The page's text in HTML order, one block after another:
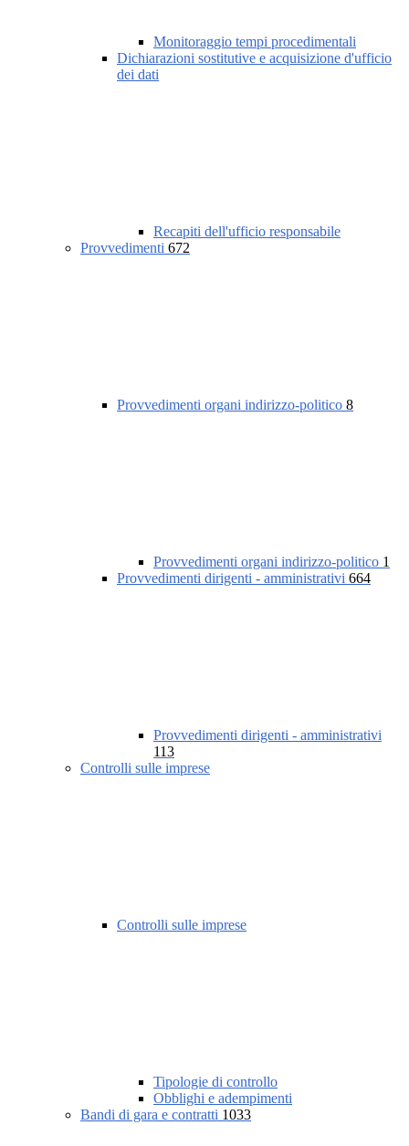
Monitoraggio tempi procedimentali
Dichiarazioni sostitutive e acquisizione d'ufficio
dei dati
Recapiti dell'ufficio responsabile
Provvedimenti 672
Provvedimenti organi indirizzo-politico 8
Provvedimenti organi indirizzo-politico 1
Provvedimenti dirigenti - amministrativi 664
Provvedimenti dirigenti - amministrativi
113
Controlli sulle imprese
Controlli sulle imprese
Tipologie di controllo
Obblighi e adempimenti
Bandi di gara e contratti 1033